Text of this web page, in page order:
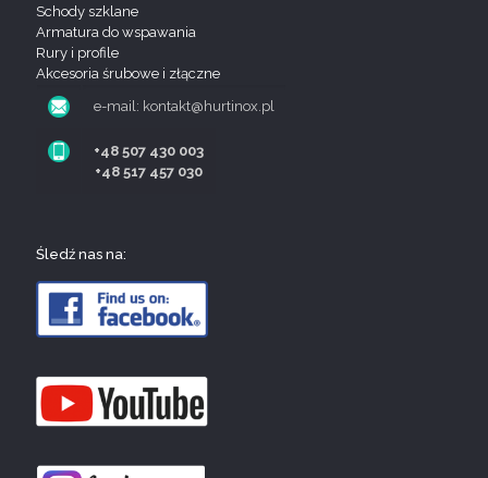
Schody szklane
Armatura do wspawania
Rury i profile
Akcesoria śrubowe i złączne
e-mail: kontakt@hurtinox.pl
+48 507 430 003
+48 517 457 030
Śledź nas na: